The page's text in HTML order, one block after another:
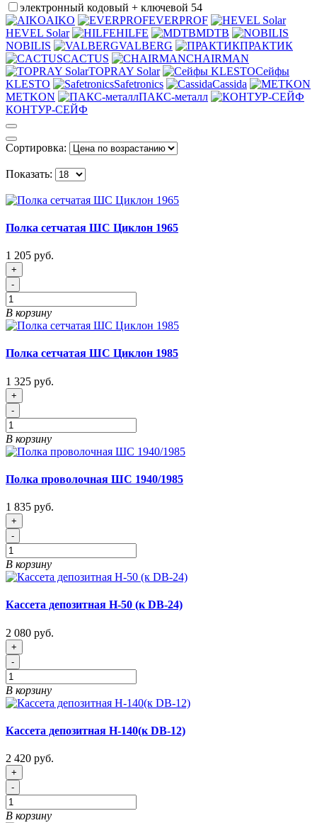
электронный кодовый + ключевой 54
AIKO
EVERPROF
HEVEL Solar
HILFE
MDTB
NOBILIS
VALBERG
ПРАКТИК
CACTUS
CHAIRMAN
TOPRAY Solar
Сейфы
KLESTO
Safetronics
Cassida
METKON
ПАКС-металл
КОНТУР-СЕЙФ
Сортировка:
Показать:
Полка сетчатая ШС Циклон 1965
1 205 руб.
+
-
В корзину
Полка сетчатая ШС Циклон 1985
1 325 руб.
+
-
В корзину
Полка проволочная ШС 1940/1985
1 835 руб.
+
-
В корзину
Кассета депозитная Н-50 (к DB-24)
2 080 руб.
+
-
В корзину
Кассета депозитная Н-140(к DB-12)
2 420 руб.
+
-
В корзину